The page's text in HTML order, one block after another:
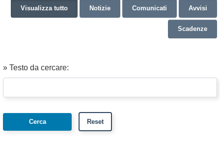
Visualizza tutto Notizie Comunicati Avvisi
Scadenze
» Testo da cercare: